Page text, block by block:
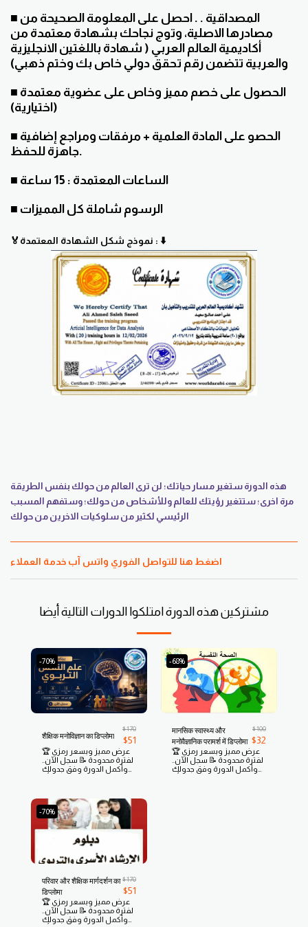
■ المصداقية . . احصل على المعلومة الصحيحة من
مصادرها الاصلية، وتوج نجاحك بشهادة معتمدة من
أكاديمية العالم العربي ( شهادة باللغتين الانجليزية
والعربية تتضمن رقم تحقق دولي خاص بك وختم ذهبي)
■ الحصول على خصم مميز وخاص على عضوية معتمدة
(اختيارية)
■ الحصو على المادة العلمية + مرفقات ومراجع إضافية
جاهزة للحفظ.
■ الساعات المعتمدة : 15 ساعة
■ الرسوم شاملة كل المميزات
🏅نموذج شكل الشهادة المعتمدة : ⬇️
هذه الدورة ستغير مسار حياتك؛ لن ترى العالم من حولك بنفس الطريقة
مرة اخرى؛ ستتغير رؤيتك للعالم وللأشخاص من حولك؛ وستفهم المسبب
الرئيسي لكثير من سلوكيات الاخرين من حولك
اضغط هنا للتواصل الفوري واتس آب خدمة العملاء
مشتركين هذه الدورة امتلكوا الدورات التالية أيضا
-70%
शैक्षिक मनोविज्ञान का डिप्लोमा
$170
$51
🏆 عرض مميز وبسعر رمزي
لفترة محدودة 📝 سجل الآن..
وأكمل الدورة وفق جدولك
وMastercard
-68%
मानसिक स्वास्थ्य और
मनोवैज्ञानिक परामर्श में डिप्लोमा
$100
$32
🏆 عرض مميز وبسعر رمزي
لفترة محدودة 📝 سجل الآن..
وأكمل الدورة وفق جدولك
-70%
परिवार और शैक्षिक मार्गदर्शन का
डिप्लोमा
$170
$51
🏆 عرض مميز وبسعر رمزي
لفترة محدودة 📝 سجل الآن..
وأكمل الدورة وفق جدولك